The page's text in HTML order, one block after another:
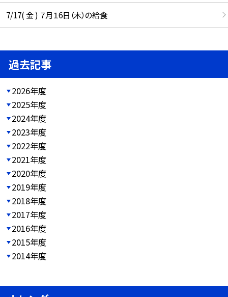
7/17( 金 ) ７月１6日（木）の給食
過去記事
2026年度
2025年度
2024年度
2023年度
2022年度
2021年度
2020年度
2019年度
2018年度
2017年度
2016年度
2015年度
2014年度